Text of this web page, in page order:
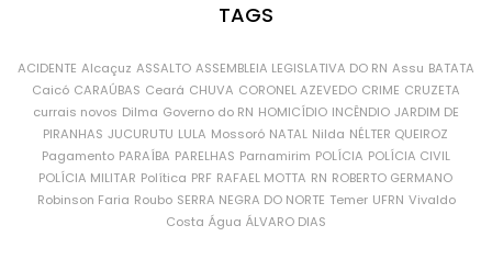
TAGS
ACIDENTE Alcaçuz ASSALTO ASSEMBLEIA LEGISLATIVA DO RN Assu BATATA
Caicó CARAÚBAS Ceará CHUVA CORONEL AZEVEDO CRIME CRUZETA
currais novos Dilma Governo do RN HOMICÍDIO INCÊNDIO JARDIM DE
PIRANHAS JUCURUTU LULA Mossoró NATAL Nilda NÉLTER QUEIROZ
Pagamento PARAÍBA PARELHAS Parnamirim POLÍCIA POLÍCIA CIVIL
POLÍCIA MILITAR Política PRF RAFAEL MOTTA RN ROBERTO GERMANO
Robinson Faria Roubo SERRA NEGRA DO NORTE Temer UFRN Vivaldo
Costa Água ÁLVARO DIAS